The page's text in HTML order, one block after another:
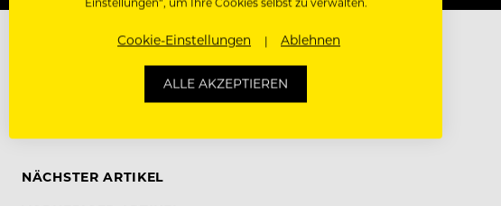
NÄCHSTER ARTIKEL
Cookie-Einstellungen Ablehnen
ALLE AKZEPTIEREN